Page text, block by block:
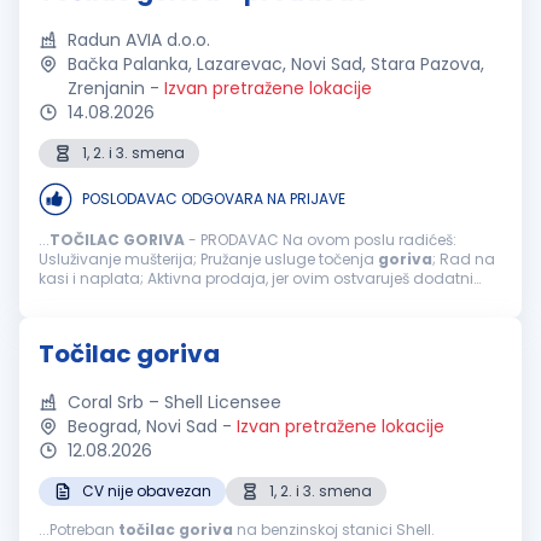
Radun AVIA d.o.o.
Bačka Palanka, Lazarevac, Novi Sad, Stara Pazova,
Zrenjanin - Izvan pretražene lokacije
14.08.2026
1, 2. i 3. smena
POSLODAVAC ODGOVARA NA PRIJAVE
...TOČILAC GORIVA- PRODAVAC Na ovom poslu radićeš:
Usluživanje mušterija; Pružanje usluge točenja goriva; Rad na
kasi i naplata; Aktivna prodaja, jer ovim ostvaruješ dodatni
Točilac goriva
Coral Srb – Shell Licensee
Beograd, Novi Sad - Izvan pretražene lokacije
12.08.2026
CV nije obavezan
1, 2. i 3. smena
...Potreban točilac goriva na benzinskoj stanici Shell.